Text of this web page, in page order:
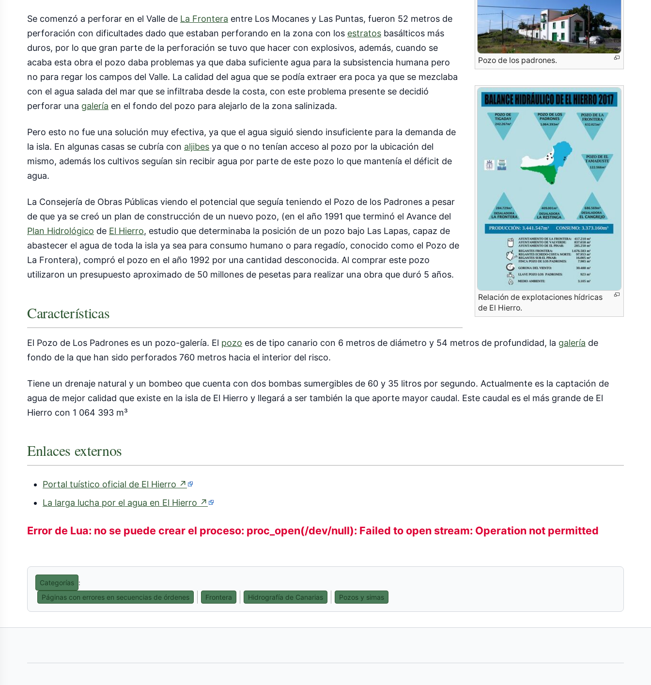
Pozo de los padrones.
Relación de explotaciones hídricas
de El Hierro.
Se comenzó a perforar en el Valle de La Frontera entre Los Mocanes y Las Puntas, fueron 52 metros de
perforación con dificultades dado que estaban perforando en la zona con los estratos basálticos más
duros, por lo que gran parte de la perforación se tuvo que hacer con explosivos, además, cuando se
acaba esta obra el pozo daba problemas ya que daba suficiente agua para la subsistencia humana pero
no para regar los campos del Valle. La calidad del agua que se podía extraer era poca ya que se mezclaba
con el agua salada del mar que se infiltraba desde la costa, con este problema presente se decidió
perforar una galería en el fondo del pozo para alejarlo de la zona salinizada.
Pero esto no fue una solución muy efectiva, ya que el agua siguió siendo insuficiente para la demanda de
la isla. En algunas casas se cubría con aljibes ya que o no tenían acceso al pozo por la ubicación del
mismo, además los cultivos seguían sin recibir agua por parte de este pozo lo que mantenía el déficit de
agua.
La Consejería de Obras Públicas viendo el potencial que seguía teniendo el Pozo de los Padrones a pesar
de que ya se creó un plan de construcción de un nuevo pozo, (en el año 1991 que terminó el Avance del
Plan Hidrológico de El Hierro, estudio que determinaba la posición de un pozo bajo Las Lapas, capaz de
abastecer el agua de toda la isla ya sea para consumo humano o para regadío, conocido como el Pozo de
La Frontera), compró el pozo en el año 1992 por una cantidad desconocida. Al comprar este pozo
utilizaron un presupuesto aproximado de 50 millones de pesetas para realizar una obra que duró 5 años.
Características
El Pozo de Los Padrones es un pozo-galería. El pozo es de tipo canario con 6 metros de diámetro y 54 metros de profundidad, la galería de
fondo de la que han sido perforados 760 metros hacia el interior del risco.
Tiene un drenaje natural y un bombeo que cuenta con dos bombas sumergibles de 60 y 35 litros por segundo. Actualmente es la captación de
agua de mejor calidad que existe en la isla de El Hierro y llegará a ser también la que aporte mayor caudal. Este caudal es el más grande de El
Hierro con 1 064 393 m³
Enlaces externos
Portal tuístico oficial de El Hierro ↗ (enlace
externo)
La larga lucha por el agua en El Hierro ↗ (enlace
Error de Lua: no se puede crear el proceso: proc_open(/dev/null): Failed to open stream: Operation not permitted
Categorías :
Páginas con errores en secuencias de órdenes
Frontera Hidrografía de Canarias Pozos y simas